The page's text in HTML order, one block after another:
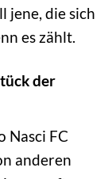
jene, die sich
es zählt.
der
Nasci FC
anderen